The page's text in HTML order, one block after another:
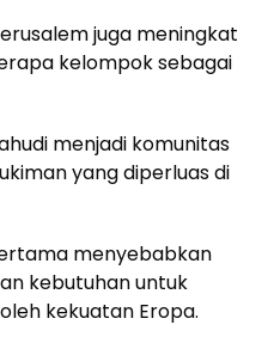
juga meningkat
kelompok sebagai
menjadi komunitas
yang diperluas di
menyebabkan
kebutuhan untuk
kekuatan Eropa.